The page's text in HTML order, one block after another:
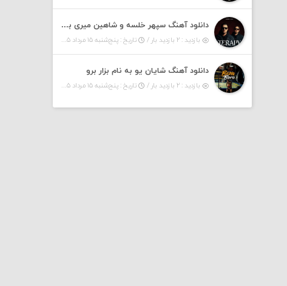
دانلود آهنگ سپهر خلسه و شاهین میری به نام تراپی
بازدید : ۲ بازدید بار / تاریخ : پنج‌شنبه ۱۵ مرداد ۱۴۰۵
دانلود آهنگ شایان یو به نام بزار برو
بازدید : ۲ بازدید بار / تاریخ : پنج‌شنبه ۱۵ مرداد ۱۴۰۵